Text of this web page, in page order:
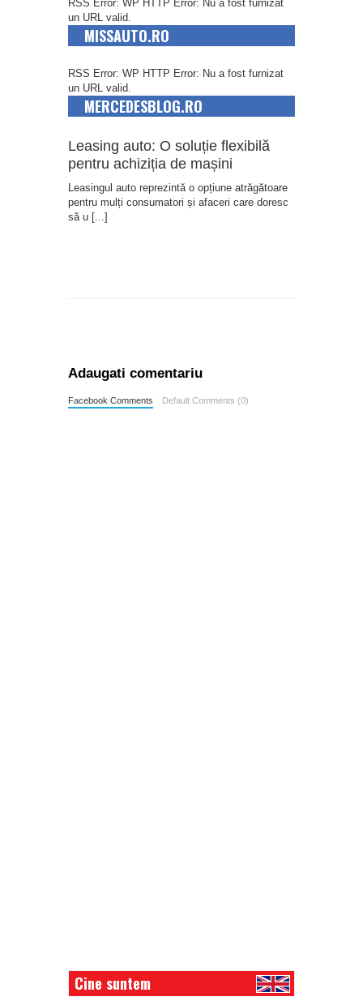
RSS Error: WP HTTP Error: Nu a fost furnizat
un URL valid.
MISSAUTO.RO
RSS Error: WP HTTP Error: Nu a fost furnizat
un URL valid.
MERCEDESBLOG.RO
Leasing auto: O soluție flexibilă
pentru achiziția de mașini
Leasingul auto reprezintă o opțiune atrăgătoare
pentru mulți consumatori și afaceri care doresc
să u [...]
Adaugati comentariu
Facebook Comments Default Comments (0)
Cine suntem